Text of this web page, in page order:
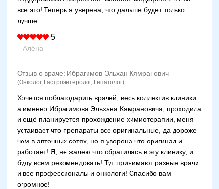
все это! Теперь я уверена, что дальше будет только
лучше.
5
– Алёна
Отзыв о враче: Ибрагимов Эльхан Кямранович
(Онколог, Гастроэнтеролог, Гепатолог)
Хочется поблагодарить врачей, весь коллектив клиники,
а именно Ибрагимова Эльхана Кямрановича, проходила
и ещё планируется прохождение химиотерапии, меня
устаивает что препараты все оригинальные, да дороже
чем в аптечных сетях, но я уверена что оригинал и
работает! Я, не жалею что обратилась в эту клинику, и
буду всем рекомендовать! Тут принимают разные врачи
и все профессионалы и онкологи! Спасибо вам
огромное!